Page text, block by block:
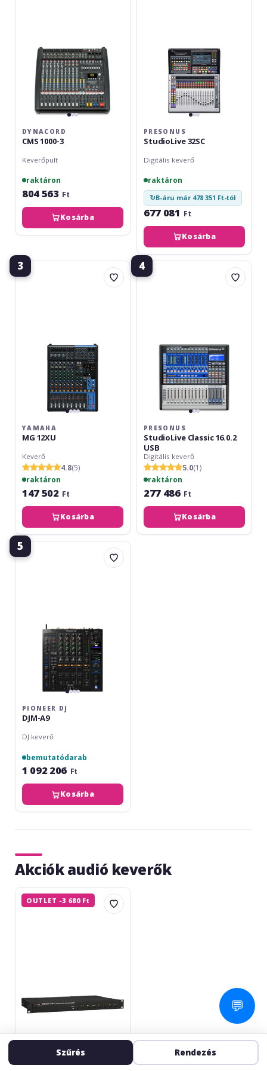
DYNACORD
CMS 1000-3
Keverőpult
raktáron
804 563 Ft
Kosárba
PRESONUS
StudioLive 32SC
Digitális keverő
raktáron
↻B-áru már 478 351 Ft-tól
677 081 Ft
Kosárba
3
Yamaha
MG
YAMAHA
MG 12XU
Keverő
4.8(5)
raktáron
147 502 Ft
Kosárba
4
Presonus
StudioLive
PRESONUS
StudioLive Classic 16.0.2
USB
Digitális keverő
5.0(1)
raktáron
277 486 Ft
Kosárba
5
Pioneer
DJ
PIONEER DJ
DJM-A9
DJ keverő
bemutatódarab
1 092 206 Ft
Kosárba
Akciók audió keverők
Tascam
LA-OUTLET -3 680 Ft
LA-80 Mk2
Szűrés Rendezés
💬